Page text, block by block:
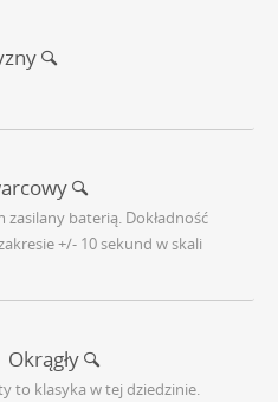
zasilany baterią. Dokładność
+/- 10 sekund w skali
Okrągły
to klasyka w tej dziedzinie.